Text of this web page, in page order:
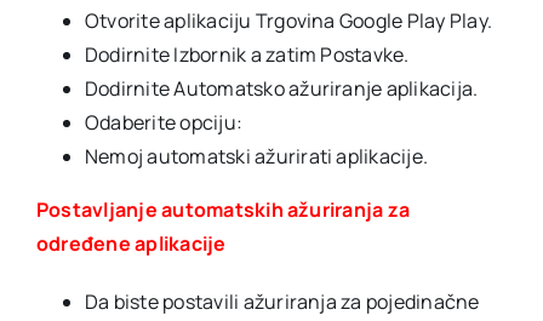
Otvorite aplikaciju Trgovina Google Play Play.
Dodirnite Izbornik a zatim Postavke.
Dodirnite Automatsko ažuriranje aplikacija.
Odaberite opciju:
Nemoj automatski ažurirati aplikacije.
Postavljanje automatskih ažuriranja za
određene aplikacije
Da biste postavili ažuriranja za pojedinačne